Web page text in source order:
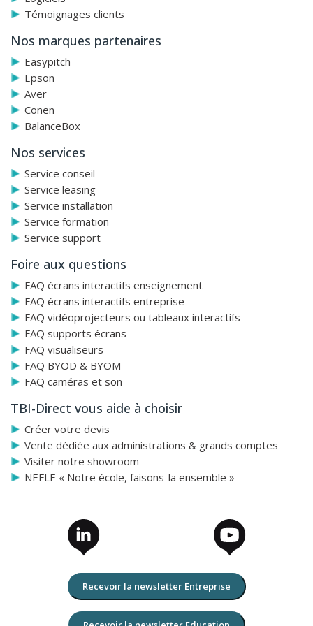
d’un support avec amortisseur.
Témoignages clients
Nos marques partenaires
Easypitch
Epson
Aver
Conen
BalanceBox
Nos services
Service conseil
Service leasing
Service installation
Service formation
Service support
Foire aux questions
FAQ écrans interactifs enseignement
FAQ écrans interactifs entreprise
FAQ vidéoprojecteurs ou tableaux interactifs
FAQ supports écrans
FAQ visualiseurs
FAQ BYOD & BYOM
FAQ caméras et son
TBI-Direct vous aide à choisir
Créer votre devis
Vente dédiée aux administrations & grands comptes
Visiter notre showroom
NEFLE « Notre école, faisons-la ensemble »
Recevoir la newsletter Entreprise